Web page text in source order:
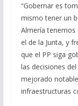
“Gobernar es
mismo tener un
Almería tenemos
el de la Junta, y
que el PP siga
las decisiones
mejorado
infraestructuras